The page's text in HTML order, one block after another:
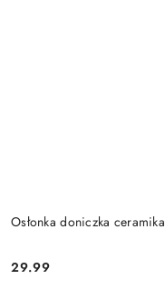
Osłonka doniczka
Cena:
29.99